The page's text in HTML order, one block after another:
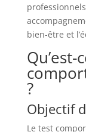
bien-être et
Qu’est-
?
Objectif
Le test